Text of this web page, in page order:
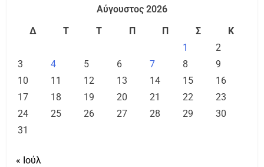
Αύγουστος 2026
Δ
Τ Τ Π Π Σ
Κ
1
2
3
4 5 6 7 8
9
10
11 12 13 14 15
16
17
18 19 20 21 22
23
24
25 26 27 28 29
30
31
« Ιούλ